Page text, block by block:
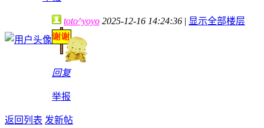
toto^yoyo 2025-12-16 14:24:36 | 显示全部楼层
回复
举报
返回列表 发新帖